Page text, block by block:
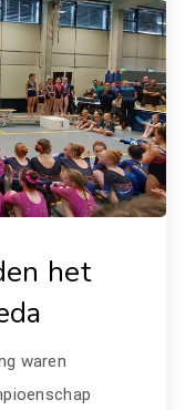
het
waren